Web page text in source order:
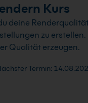
Kurs
deine
zu
Qualität erzeugen.
Termin: